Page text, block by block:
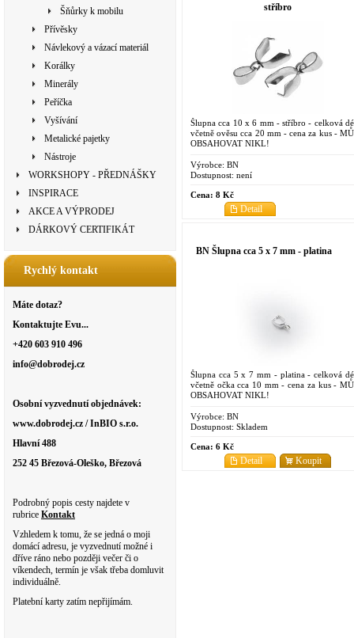
Šňůrky k mobilu
Přívěsky
Návlekový a vázací materiál
Korálky
Minerály
Peříčka
Vyšívání
Metalické pajetky
Nástroje
WORKSHOPY - PŘEDNÁŠKY
INSPIRACE
AKCE A VÝPRODEJ
DÁRKOVÝ CERTIFIKÁT
Rychlý kontakt
Máte dotaz?
Kontaktujte Evu...
+420 603 910 496
info@dobrodej.cz
Osobní vyzvednutí objednávek:
www.dobrodej.cz / InBIO s.r.o.
Hlavní 488
252 45 Březová-Oleško, Březová
Podrobný popis cesty najdete v
rubrice Kontakt
Vzhledem k tomu, že se jedná o moji
domácí adresu, je vyzvednutí možné i
dříve ráno nebo později večer či o
víkendech, termín je však třeba domluvit
individuálně.
Platební karty zatím nepřijímám.
stříbro
Šlupna cca 10 x 6 mm - stříbro - celková
včetně ověsu cca 20 mm - cena za kus -
OBSAHOVAT NIKL!
Výrobce: BN
Dostupnost: není
Cena: 8 Kč
Detail
BN Šlupna cca 5 x 7 mm - platina
Šlupna cca 5 x 7 mm - platina - celková
včetně očka cca 10 mm - cena za kus -
OBSAHOVAT NIKL!
Výrobce: BN
Dostupnost: Skladem
Cena: 6 Kč
Koupit
Detail